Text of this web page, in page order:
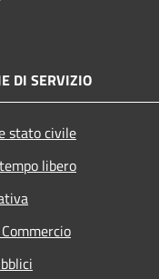
DI SERVIZIO
stato civile
libero